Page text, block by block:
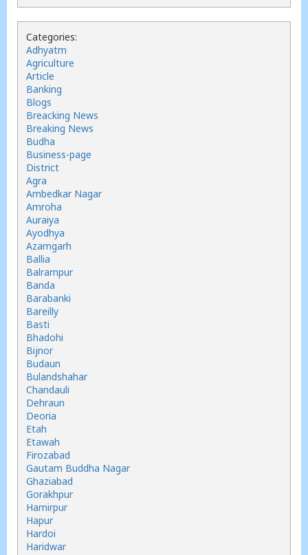
Categories:
Adhyatm
Agriculture
Article
Banking
Blogs
Breacking News
Breaking News
Budha
Business-page
District
Agra
Ambedkar Nagar
Amroha
Auraiya
Ayodhya
Azamgarh
Ballia
Balrampur
Banda
Barabanki
Bareilly
Basti
Bhadohi
Bijnor
Budaun
Bulandshahar
Chandauli
Dehraun
Deoria
Etah
Etawah
Firozabad
Gautam Buddha Nagar
Ghaziabad
Gorakhpur
Hamirpur
Hapur
Hardoi
Haridwar